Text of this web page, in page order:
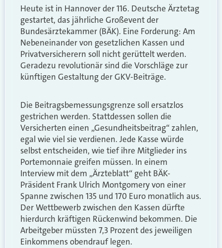
Heute ist in Hannover der 116. Deutsche Ärztetag
gestartet, das jährliche Großevent der
Bundesärztekammer (BÄK). Eine Forderung: Am
Nebeneinander von gesetzlichen Kassen und
Privatversicherern soll nicht gerüttelt werden.
Geradezu revolutionär sind die Vorschläge zur
künftigen Gestaltung der GKV-Beiträge.
Die Beitragsbemessungsgrenze soll ersatzlos
gestrichen werden. Stattdessen sollen die
Versicherten einen „Gesundheitsbeitrag“ zahlen,
egal wie viel sie verdienen. Jede Kasse würde
selbst entscheiden, wie tief ihre Mitglieder ins
Portemonnaie greifen müssen. In einem
Interview mit dem „Ärzteblatt“ geht BÄK-
Präsident Frank Ulrich Montgomery von einer
Spanne zwischen 135 und 170 Euro monatlich aus.
Der Wettbewerb zwischen den Kassen dürfte
hierdurch kräftigen Rückenwind bekommen. Die
Arbeitgeber müssten 7,3 Prozent des jeweiligen
Einkommens obendrauf legen.